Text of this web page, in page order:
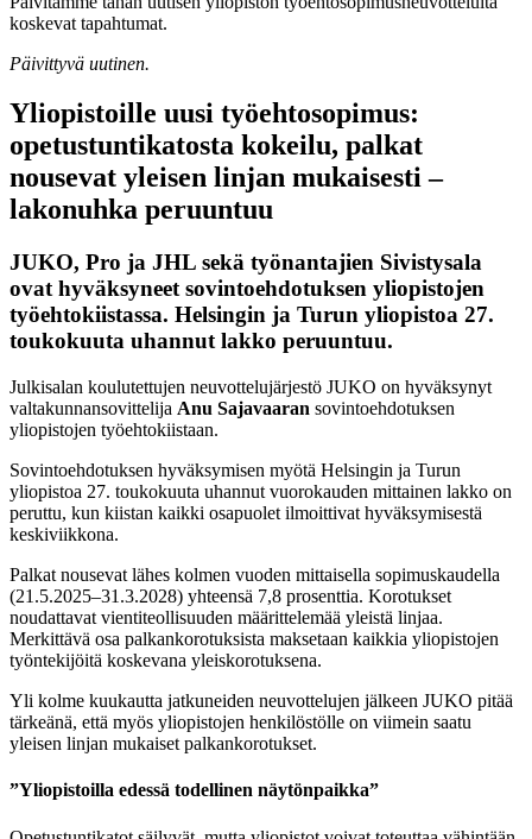
koskevat tapahtumat.
Päivittyvä uutinen.
Yliopistoille uusi työehtosopimus:
opetustuntikatosta kokeilu, palkat
nousevat yleisen linjan mukaisesti –
lakonuhka peruuntuu
JUKO, Pro ja JHL sekä työnantajien Sivistysala
ovat hyväksyneet sovintoehdotuksen yliopistojen
työehtokiistassa. Helsingin ja Turun yliopistoa 27.
toukokuuta uhannut lakko peruuntuu.
Julkisalan koulutettujen neuvottelujärjestö JUKO on hyväksynyt
valtakunnansovittelija Anu Sajavaaran sovintoehdotuksen
yliopistojen työehtokiistaan.
Sovintoehdotuksen hyväksymisen myötä Helsingin ja Turun
yliopistoa 27. toukokuuta uhannut vuorokauden mittainen lakko on
peruttu, kun kiistan kaikki osapuolet ilmoittivat hyväksymisestä
keskiviikkona.
Palkat nousevat lähes kolmen vuoden mittaisella sopimuskaudella
(21.5.2025–31.3.2028) yhteensä 7,8 prosenttia. Korotukset
noudattavat vientiteollisuuden määrittelemää yleistä linjaa.
Merkittävä osa palkankorotuksista maksetaan kaikkia yliopistojen
työntekijöitä koskevana yleiskorotuksena.
Yli kolme kuukautta jatkuneiden neuvottelujen jälkeen JUKO pitää
tärkeänä, että myös yliopistojen henkilöstölle on viimein saatu
yleisen linjan mukaiset palkankorotukset.
”Yliopistoilla edessä todellinen näytönpaikka”